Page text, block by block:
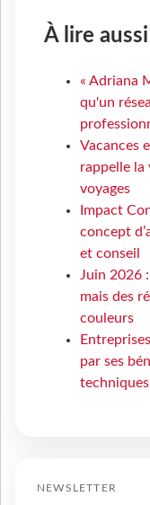
À lire aussi
« Adriana
qu'un
Vacances
rappelle la
voyages
Impact
concept
et conseil
Juin 2026
mais des
couleurs
par ses
techniques
NEWSLETTER